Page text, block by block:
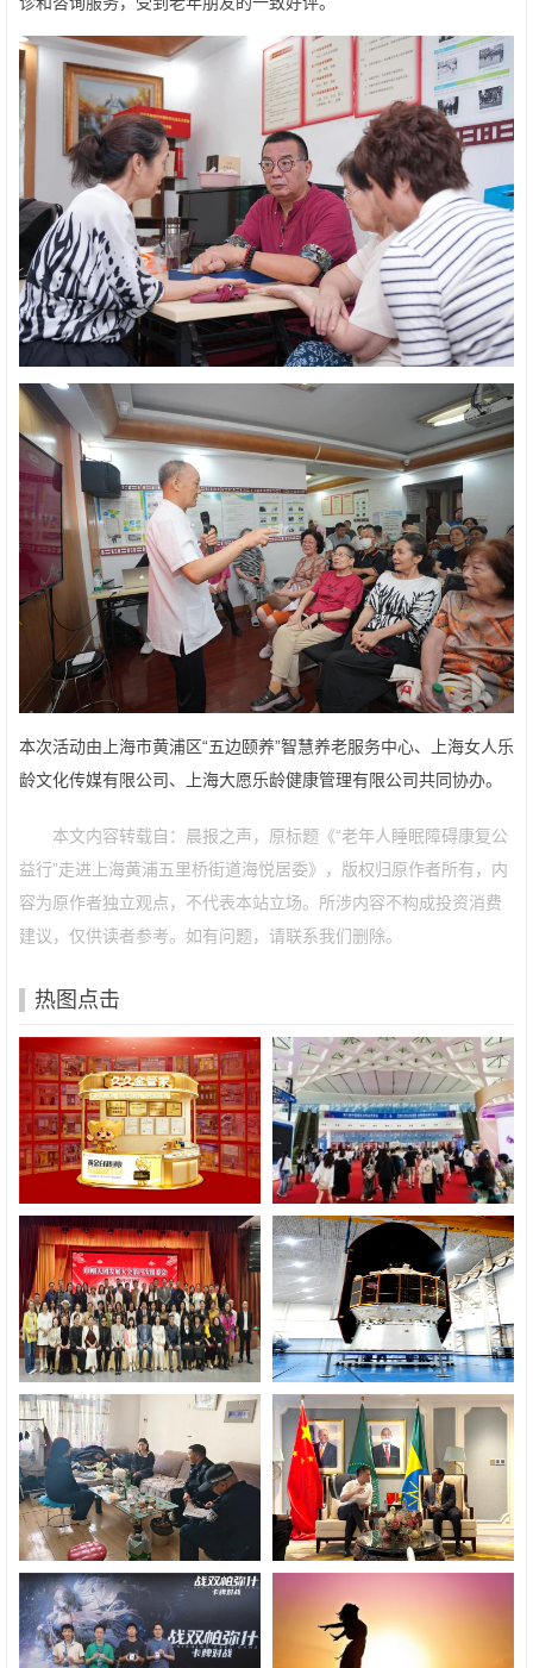
本次活动由上海市黄浦区“五边颐养”智慧养老服务中心、上海女人乐
龄文化传媒有限公司、上海大愿乐龄健康管理有限公司共同协办。
本文内容转载自：晨报之声，原标题《“老年人睡眠障碍康复公
益行”走进上海黄浦五里桥街道海悦居委》，版权归原作者所有，内
容为原作者独立观点，不代表本站立场。所涉内容不构成投资消费
建议，仅供读者参考。如有问题，请联系我们删除。
热图点击